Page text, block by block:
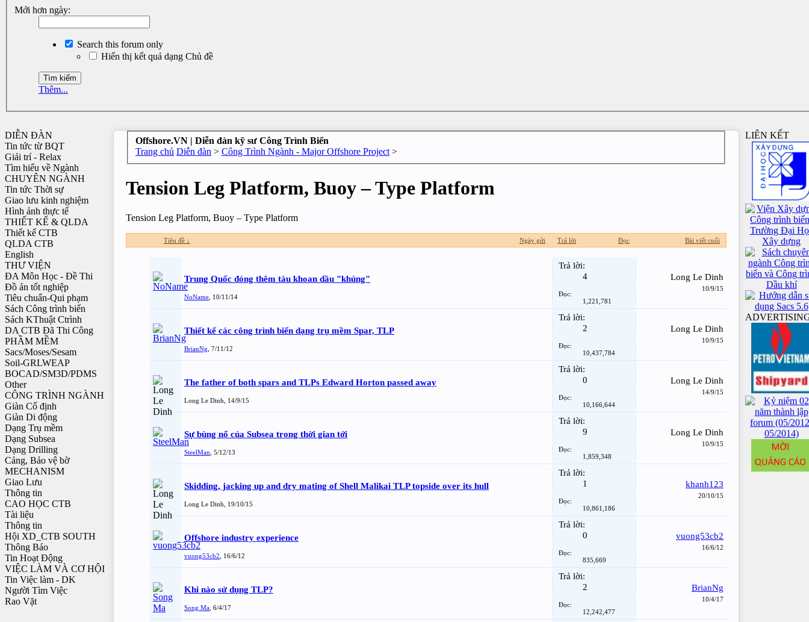
Mới hơn ngày:
Search this forum only
Hiển thị kết quả dạng Chủ đề
Thêm...
DIỄN ĐÀN
Tin tức từ BQT
Giải trí - Relax
Tìm hiểu về Ngành
CHUYÊN NGÀNH
Tin tức Thời sự
Giao lưu kinh nghiệm
Hình ảnh thực tế
THIẾT KẾ & QLDA
Thiết kế CTB
QLDA CTB
English
THƯ VIỆN
ĐA Môn Học - Đề Thi
Đồ án tốt nghiệp
Tiêu chuẩn-Qui phạm
Sách Công trình biển
Sách KThuật Ctrình
DA CTB Đã Thi Công
PHẦM MỀM
Sacs/Moses/Sesam
Soil-GRLWEAP
BOCAD/SM3D/PDMS
Other
CÔNG TRÌNH NGÀNH
Giàn Cố định
Giàn Di động
Dạng Trụ mềm
Dạng Subsea
Dạng Drilling
Cảng, Bảo vệ bờ
MECHANISM
Giao Lưu
Thông tin
CAO HỌC CTB
Tài liệu
Thông tin
Hội XD_CTB SOUTH
Thông Báo
Tin Hoạt Động
VIỆC LÀM VÀ CƠ HỘI
Tin Việc làm - DK
Người Tìm Việc
Rao Vặt
Offshore.VN | Diễn đàn kỹ sư Công Trình Biển
Trang chủ Diễn đàn > Công Trình Ngành - Major Offshore Project >
Tension Leg Platform, Buoy – Type Platform
Tension Leg Platform, Buoy – Type Platform
Tiêu đề ↓ Ngày gửi Trả lời Đọc Bài viết cuối
Trung Quốc đóng thêm tàu khoan dầu "khủng"
NoName 10/11/14
Trả lời:
4
Đọc:
1,221,781
Long Le Dinh
10/9/15
Thiết kế các công trình biển dạng trụ mềm Spar, TLP
BrianNg 7/11/12
Trả lời:
2
Đọc:
10,437,784
Long Le Dinh
10/9/15
The father of both spars and TLPs Edward Horton passed away
Long Le Dinh 14/9/15
Trả lời:
0
Đọc:
10,166,644
Long Le Dinh
14/9/15
Sự bùng nổ của Subsea trong thời gian tới
SteelMan 5/12/13
Trả lời:
9
Đọc:
1,859,348
Long Le Dinh
10/9/15
Skidding, jacking up and dry mating of Shell Malikai TLP topside over its hull
Long Le Dinh 19/10/15
Trả lời:
1
Đọc:
10,861,186
khanh123
20/10/15
Offshore industry experience
vuong53cb2 16/6/12
Trả lời:
0
Đọc:
835,669
vuong53cb2
16/6/12
Khi nào sử dụng TLP?
Song Ma 6/4/17
Trả lời:
2
Đọc:
12,242,477
BrianNg
10/4/17
LIÊN KẾT